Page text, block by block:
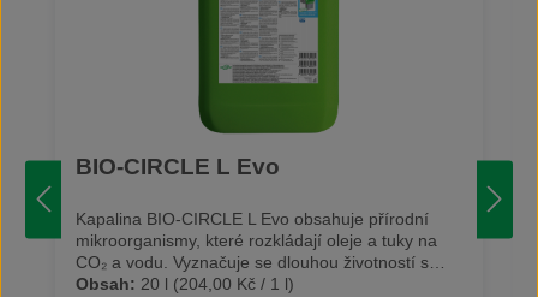
BIO-CIRCLE L Evo
Kapalina BIO-CIRCLE L Evo obsahuje přírodní
mikroorganismy, které rozkládají oleje a tuky na
CO₂ a vodu. Vyznačuje se dlouhou životností s
konstantními čisticími účinky. Je speciálně určená
Obsah: 20 l (204,00 Kč / 1 l)